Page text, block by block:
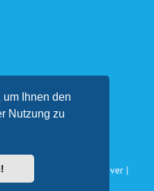
Ihnen den
Nutzung zu
Werbeagentur, Hannover |
impuls.de